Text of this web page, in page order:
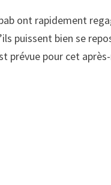
ont rapidement
puissent bien se
prévue pour cet